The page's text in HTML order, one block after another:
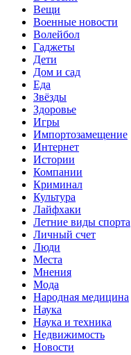
Вещи
Военные новости
Волейбол
Гаджеты
Дети
Дом и сад
Еда
Звёзды
Здоровье
Игры
Импортозамещение
Интернет
Истории
Компании
Криминал
Культура
Лайфхаки
Летние виды спорта
Личный счет
Люди
Места
Мнения
Мода
Народная медицина
Наука
Наука и техника
Недвижимость
Новости